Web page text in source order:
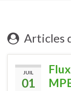
Articles
JUIL
01